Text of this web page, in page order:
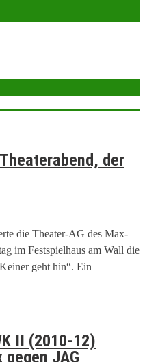
der
die Theater-AG des Max-
im Festspielhaus am Wall die
geht hin“. Ein
II (2010-12)
gegen JAG